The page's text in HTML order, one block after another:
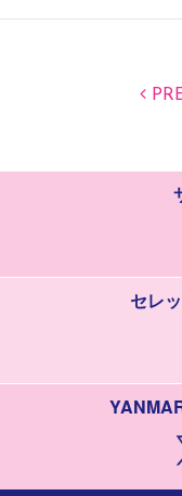
セレ